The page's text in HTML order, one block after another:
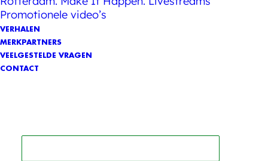
Promotionele video’s
VERHALEN
MERKPARTNERS
VEELGESTELDE VRAGEN
CONTACT